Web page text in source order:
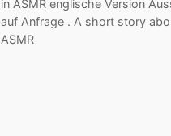
in ASMR englische Version
auf Anfrage . A short story
ASMR